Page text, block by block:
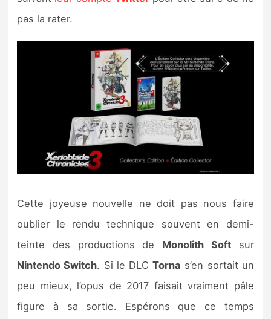
pas la rater.
Cette joyeuse nouvelle ne doit pas nous faire
oublier le rendu technique souvent en demi-
teinte des productions de Monolith Softsur
Nintendo Switch. Si le DLCTorna s’en sortait un
peu mieux, l’opus de 2017 faisait vraiment pâle
figure à sa sortie. Espérons que ce temps